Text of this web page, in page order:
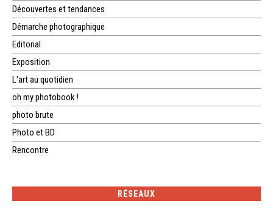
Découvertes et tendances
Démarche photographique
Editorial
Exposition
L'art au quotidien
oh my photobook !
photo brute
Photo et BD
Rencontre
RÉSEAUX